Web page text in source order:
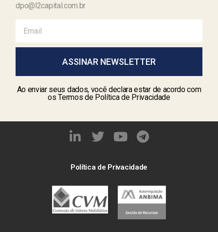
dpo@l2capital.com.br
ASSINAR NEWSLETTER
Ao enviar seus dados, você declara estar de acordo com
os Termos de Política de Privacidade
Política de Privacidade